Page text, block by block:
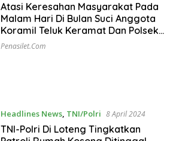
Atasi Keresahan Masyarakat Pada
Malam Hari Di Bulan Suci Anggota
Koramil Teluk Keramat Dan Polsek
Razia Kenalpot Brong
Penasilet.com
Headlines News, TNI/Polri 8 April 2024
TNI-Polri Di Loteng Tingkatkan